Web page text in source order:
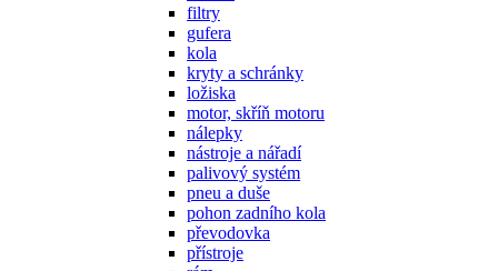
filtry
gufera
kola
kryty a schránky
ložiska
motor, skříň motoru
nálepky
nástroje a nářadí
palivový systém
pneu a duše
pohon zadního kola
převodovka
přístroje